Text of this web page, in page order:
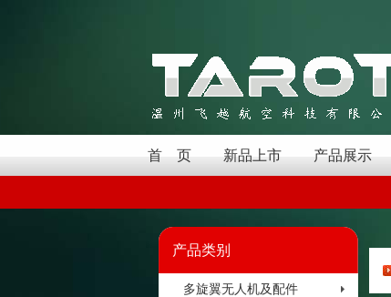
首 页 新品上市 产品展示
产品类别
多旋翼无人机及配件